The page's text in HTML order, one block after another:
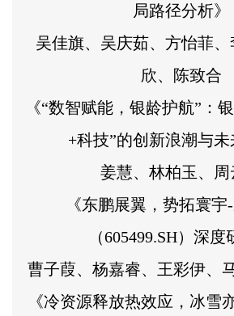
局路径分析》
吴佳旗、吴庆茹、方怡菲
欣、陈致合
《“数智赋能，银龄护航”：
+科技”的创新浪潮与未
姜慧、林柏玉、周
《东鹏展翼，势拓寰
（605499.SH）深度
曹子葭、杨嘉睿、王彩伊、
《冷资源释放热效应，冰雪